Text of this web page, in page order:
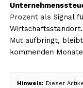
Prozent als Signal
Mut aufbringt,
kommenden
Hinweis: Dieser